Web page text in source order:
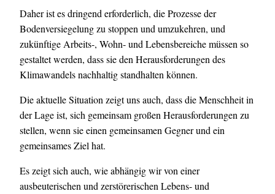
Daher ist es dringend erforderlich, die Prozesse der
Bodenversiegelung zu stoppen und umzukehren, und
zukünftige Arbeits-, Wohn- und Lebensbereiche müssen so
gestaltet werden, dass sie den Herausforderungen des
Klimawandels nachhaltig standhalten können.
Die aktuelle Situation zeigt uns auch, dass die Menschheit in
der Lage ist, sich gemeinsam großen Herausforderungen zu
stellen, wenn sie einen gemeinsamen Gegner und ein
gemeinsames Ziel hat.
Es zeigt sich auch, wie abhängig wir von einer
ausbeuterischen und zerstörerischen Lebens- und